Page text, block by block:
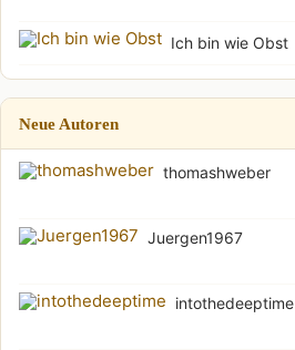
Ich bin wie Obst
Neue Autoren
thomashweber
Juergen1967
intothedeeptime